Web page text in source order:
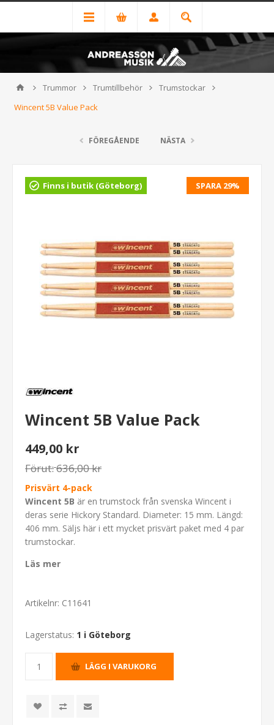
Trummor Trumtillbehör
Trumstockar
Wincent 5B Value Pack
FÖREGÅENDE NÄSTA
SPARA 29%
Finns i butik (Göteborg)
Wincent 5B Value Pack
449,00 kr
Förut:636,00 kr
Prisvärt 4-pack
Wincent 5B är en trumstock från svenska Wincent i
deras serie Hickory Standard. Diameter: 15 mm. Längd:
406 mm. Säljs här i ett mycket prisvärt paket med 4 par
trumstockar.
Läs mer
Artikelnr: C11641
Lagerstatus: 1 i Göteborg